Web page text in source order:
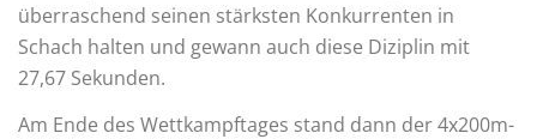
überraschend seinen stärksten Konkurrenten in
Schach halten und gewann auch diese Diziplin mit
27,67 Sekunden.
Am Ende des Wettkampftages stand dann der 4x200m-